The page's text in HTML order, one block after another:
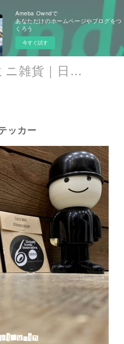
Ameba Owndで
あなただけのホームページやブログをつ
くろう
今すぐ試す
クラシックミニ雑貨｜日遊品 トミー1号2号
ッカー